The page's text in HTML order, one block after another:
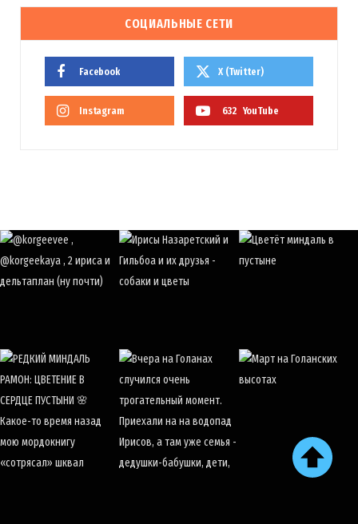
СОЦИАЛЬНЫЕ СЕТИ
Facebook X (Twitter)
Instagram 632 YouTube